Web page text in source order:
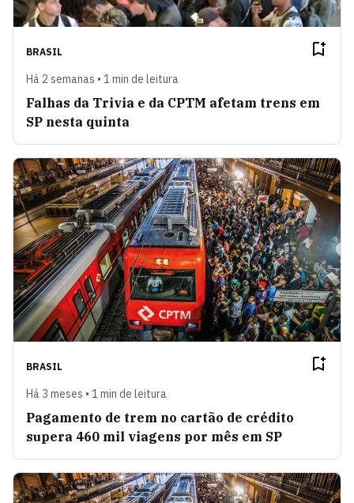
BRASIL
Há 2 semanas • 1 min de leitura
Falhas da Trivia e da CPTM afetam trens em
SP nesta quinta
BRASIL
Há 3 meses • 1 min de leitura
Pagamento de trem no cartão de crédito
supera 460 mil viagens por mês em SP